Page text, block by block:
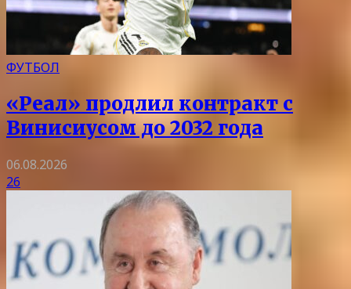
ФУТБОЛ
«Реал» продлил контракт с
Винисиусом до 2032 года
06.08.2026
26